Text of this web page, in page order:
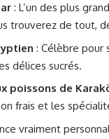
: L’un des plus
trouverez de tout,
: Célèbre pour
délices sucrés.
poissons de
frais et les
vraiment